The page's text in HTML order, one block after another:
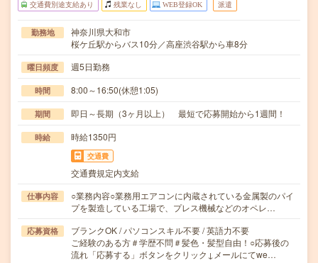
交通費別途支給あり 残業なし WEB登録OK 派遣
勤務地
神奈川県大和市
桜ケ丘駅からバス10分／高座渋谷駅から車8分
曜日頻度 週5日勤務
時間 8:00～16:50(休憩1:05)
期間 即日～長期（3ヶ月以上） 最短で応募開始から1週間！
時給 時給1350円
交通費
交通費規定内支給
仕事内容
○業務内容○業務用エアコンに内蔵されている金属製のパイ
プを製造している工場で、プレス機械などのオペレ…
応募資格
ブランクOK / パソコンスキル不要 / 英語力不要
ご経験のある方＃学歴不問＃髪色・髪型自由！○応募後の
流れ「応募する」ボタンをクリック↓メールにてwe…